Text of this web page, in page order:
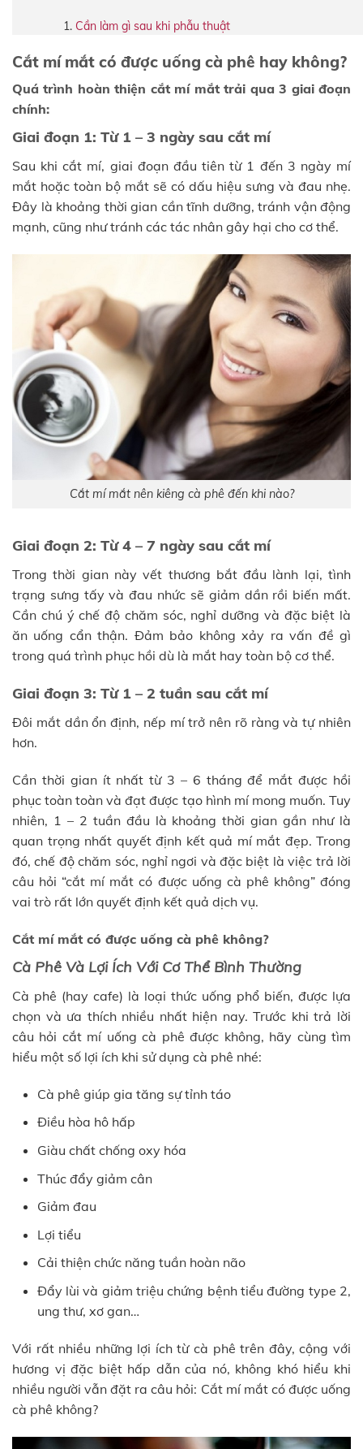
Cần làm gì sau khi phẫu thuật
Cắt mí mắt có được uống cà phê hay không?
Quá trình hoàn thiện cắt mí mắt trải qua 3 giai đoạn
chính:
Giai đoạn 1: Từ 1 – 3 ngày sau cắt mí
Sau khi cắt mí, giai đoạn đầu tiên từ 1 đến 3 ngày mí
mắt hoặc toàn bộ mắt sẽ có dấu hiệu sưng và đau nhẹ.
Đây là khoảng thời gian cần tĩnh dưỡng, tránh vận động
mạnh, cũng như tránh các tác nhân gây hại cho cơ thể.
Cắt mí mắt nên kiêng cà phê đến khi nào?
Giai đoạn 2: Từ 4 – 7 ngày sau cắt mí
Trong thời gian này vết thương bắt đầu lành lại, tình
trạng sưng tấy và đau nhức sẽ giảm dần rồi biến mất.
Cần chú ý chế độ chăm sóc, nghỉ dưỡng và đặc biệt là
ăn uống cẩn thận. Đảm bảo không xảy ra vấn đề gì
trong quá trình phục hồi dù là mắt hay toàn bộ cơ thể.
Giai đoạn 3: Từ 1 – 2 tuần sau cắt mí
Đôi mắt dần ổn định, nếp mí trở nên rõ ràng và tự nhiên
hơn.
Cần thời gian ít nhất từ 3 – 6 tháng để mắt được hồi
phục toàn toàn và đạt được tạo hình mí mong muốn. Tuy
nhiên, 1 – 2 tuần đầu là khoảng thời gian gần như là
quan trọng nhất quyết định kết quả mí mắt đẹp. Trong
đó, chế độ chăm sóc, nghỉ ngơi và đặc biệt là việc trả lời
câu hỏi “cắt mí mắt có được uống cà phê không” đóng
vai trò rất lớn quyết định kết quả dịch vụ.
Cắt mí mắt có được uống cà phê không?
Cà Phê Và Lợi Ích Với Cơ Thể Bình Thường
Cà phê (hay cafe) là loại thức uống phổ biến, được lựa
chọn và ưa thích nhiều nhất hiện nay. Trước khi trả lời
câu hỏi cắt mí uống cà phê được không, hãy cùng tìm
hiểu một số lợi ích khi sử dụng cà phê nhé:
Cà phê giúp gia tăng sự tỉnh táo
Điều hòa hô hấp
Giàu chất chống oxy hóa
Thúc đẩy giảm cân
Giảm đau
Lợi tiểu
Cải thiện chức năng tuần hoàn não
Đẩy lùi và giảm triệu chứng bệnh tiểu đường type 2,
ung thư, xơ gan…
Với rất nhiều những lợi ích từ cà phê trên đây, cộng với
hương vị đặc biệt hấp dẫn của nó, không khó hiểu khi
nhiều người vẫn đặt ra câu hỏi: Cắt mí mắt có được uống
cà phê không?